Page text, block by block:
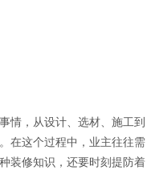
情，从设计、选材、施工到
在这个过程中，业主往往需
装修知识，还要时刻提防着